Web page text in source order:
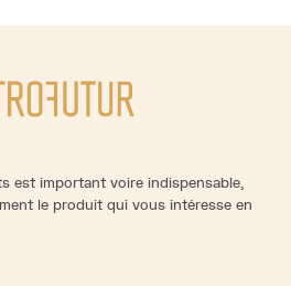
est important voire indispensable,
le produit qui vous intéresse en